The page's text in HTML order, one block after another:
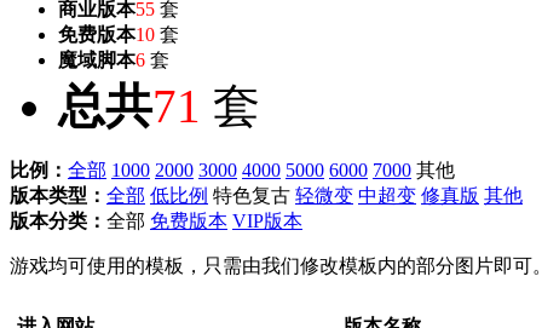
商业版本55 套
免费版本10 套
魔域脚本6 套
总共71 套
比例： 全部 1000 2000 3000 4000 5000 6000 7000 其他
版本类型： 全部 低比例 特色复古 轻微变 中超变 修真版 其他
版本分类： 全部 免费版本 VIP版本
游戏均可使用的模板，只需由我们修改模板内的部分图片即可